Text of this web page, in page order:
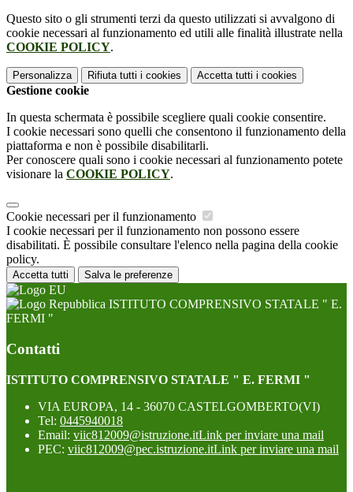
Questo sito o gli strumenti terzi da questo utilizzati si avvalgono di
cookie necessari al funzionamento ed utili alle finalità illustrate nella
COOKIE POLICY.
Personalizza Rifiuta tutti i cookies Accetta tutti i cookies
Gestione cookie
In questa schermata è possibile scegliere quali cookie consentire.
I cookie necessari sono quelli che consentono il funzionamento della
piattaforma e non è possibile disabilitarli.
Per conoscere quali sono i cookie necessari al funzionamento potete
visionare la COOKIE POLICY.
Cookie necessari per il funzionamento
I cookie necessari per il funzionamento non possono essere
disabilitati. È possibile consultare l'elenco nella pagina della cookie
policy.
Accetta tutti Salva le preferenze
ISTITUTO COMPRENSIVO STATALE " E.
FERMI "
Contatti
ISTITUTO COMPRENSIVO STATALE " E. FERMI "
VIA EUROPA, 14 - 36070 CASTELGOMBERTO(VI)
Tel: 0445940018
Email: viic812009@istruzione.itLink per inviare una mail
PEC: viic812009@pec.istruzione.itLink per inviare una mail